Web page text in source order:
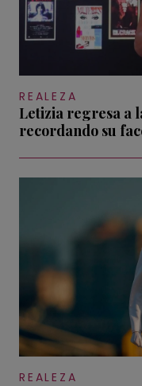
REALEZA
Letizia regresa a
recordando su
REALEZA